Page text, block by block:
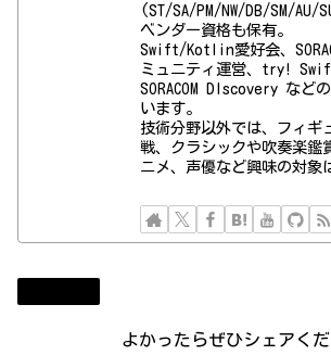
(ST/SA/PM/NW/DB/SM/AU/
ベンダー資格も保有。
Swift/Kotlin愛好会、
ミュニティ運営、try!
SORACOM DIscovery など
います。
技術分野以外では、フィギ
戦、クラシックや吹奏楽鑑
ニメ、声優など興味の対象
よかったらぜひシェアく